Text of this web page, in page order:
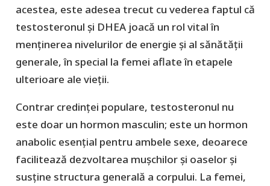
acestea, este adesea trecut cu vederea faptul că
testosteronul și DHEA joacă un rol vital în
menținerea nivelurilor de energie și al sănătății
generale, în special la femei aflate în etapele
ulterioare ale vieții.
Contrar credinței populare, testosteronul nu
este doar un hormon masculin; este un hormon
anabolic esențial pentru ambele sexe, deoarece
facilitează dezvoltarea mușchilor și oaselor și
susține structura generală a corpului. La femei,